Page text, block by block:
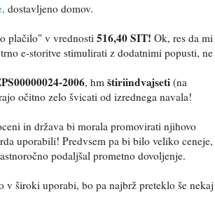
dostavljeno domov.
plačilo" v vrednosti 516,40 SIT! Ok, res da mi
e-storitve stimulirati z dodatnimi popusti, ne
2006, hm štiriindvajseti (na
očitno zelo švicati od izrednega navala!
in država bi morala promovirati njihovo
uporabili! Predvsem pa bi bilo veliko ceneje,
podaljšal prometno dovoljenje.
v široki uporabi, bo pa najbrž preteklo še nekaj